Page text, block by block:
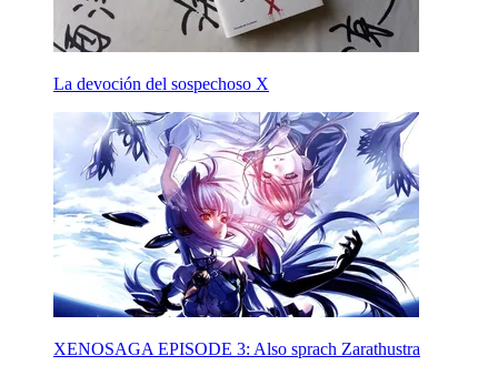
La devoción del sospechoso X
XENOSAGA EPISODE 3: Also sprach Zarathustra